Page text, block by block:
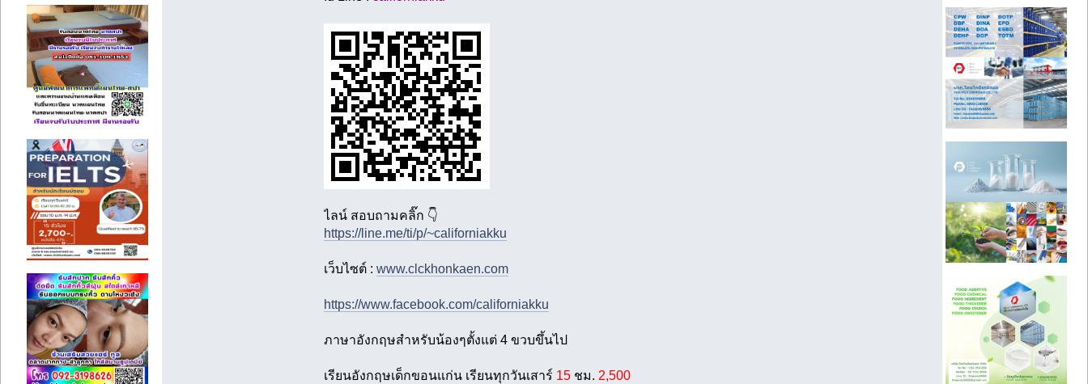
ไลน์ สอบถามคลิ๊ก 👇
https://line.me/ti/p/~californiakku
เว็บไซต์ : www.clckhonkaen.com
https://www.facebook.com/californiakku
ภาษาอังกฤษสำหรับน้องๆตั้งแต่ 4 ขวบขึ้นไป
เรียนอังกฤษเด็กขอนแก่น เรียนทุกวันเสาร์ 15 ชม. 2,500